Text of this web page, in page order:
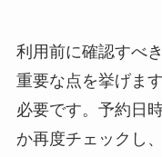
利用前に確認すべ
重要な点を挙げま
必要です。予約日
か再度チェックし